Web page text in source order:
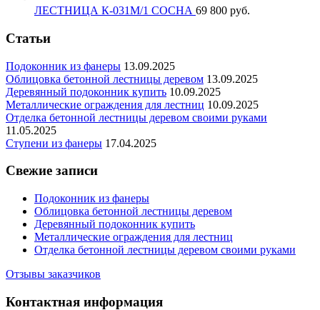
ЛЕСТНИЦА К-031М/1 СОСНА 69 800 руб.
Статьи
Подоконник из фанеры 13.09.2025
Облицовка бетонной лестницы деревом 13.09.2025
Деревянный подоконник купить 10.09.2025
Металлические ограждения для лестниц 10.09.2025
Отделка бетонной лестницы деревом своими руками
11.05.2025
Ступени из фанеры 17.04.2025
Свежие записи
Подоконник из фанеры
Облицовка бетонной лестницы деревом
Деревянный подоконник купить
Металлические ограждения для лестниц
Отделка бетонной лестницы деревом своими руками
Отзывы заказчиков
Контактная информация